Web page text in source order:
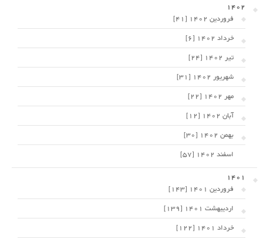
1402
فروردین 1402 [41]
خرداد 1402 [6]
تیر 1402 [24]
شهریور 1402 [31]
مهر 1402 [22]
آبان 1402 [12]
بهمن 1402 [30]
اسفند 1402 [57]
1401
فروردین 1401 [143]
اردیبهشت 1401 [139]
خرداد 1401 [122]